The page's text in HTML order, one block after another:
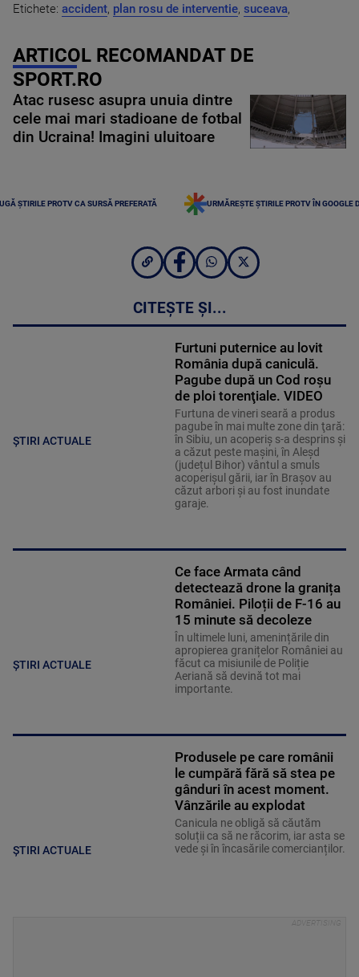
Etichete: accident, plan rosu de interventie, suceava,
ARTICOL RECOMANDAT DE
SPORT.RO
Atac rusesc asupra unuia dintre
cele mai mari stadioane de fotbal
din Ucraina! Imagini uluitoare
ȘTIRILE PROTV CA SURSĂ PREFERATĂ URMĂREȘTE ȘTIRILE PROTV ÎN GOOGLE
CITEȘTE ȘI...
ȘTIRI ACTUALE
Furtuni puternice au lovit
România după caniculă.
Pagube după un Cod roşu
de ploi torenţiale. VIDEO
Furtuna de vineri seară a produs
pagube în mai multe zone din ţară:
în Sibiu, un acoperiş s-a desprins și
a căzut peste maşini, în Aleşd
(județul Bihor) vântul a smuls
acoperişul gării, iar în Braşov au
căzut arbori şi au fost inundate
garaje.
ȘTIRI ACTUALE
Ce face Armata când
detectează drone la granița
României. Piloții de F-16 au
15 minute să decoleze
În ultimele luni, amenințările din
apropierea granițelor României au
făcut ca misiunile de Poliție
Aeriană să devină tot mai
importante.
ȘTIRI ACTUALE
Produsele pe care românii
le cumpără fără să stea pe
gânduri în acest moment.
Vânzările au explodat
Canicula ne obligă să căutăm
soluții ca să ne răcorim, iar asta se
vede și în încasările comercianților.